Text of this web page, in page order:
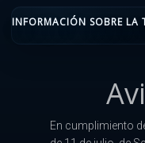
INFORMACIÓN SOBRE LA
En cumplimiento